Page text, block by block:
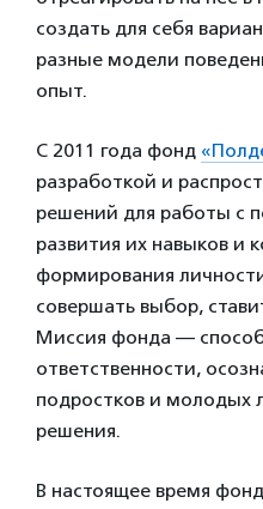
создать для себя
разные модели
опыт.
С 2011 года фонд
разработкой и
решений для работы с
развития их навыков и
формирования
совершать выбор,
Миссия фонда —
ответственности,
подростков и молодых
решения.
В настоящее время